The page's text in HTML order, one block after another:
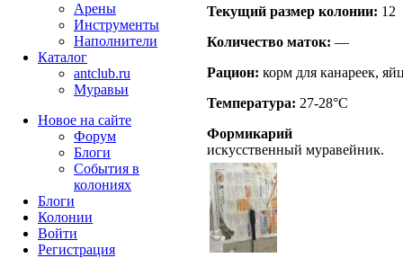
Текущий размер кoлонии: 12
Количество маток: —
Рацион: корм для канареек,
Температура: 27-28°C
Формикарий
искусственный муравейник.
Арены
Инструменты
Наполнители
Каталог
antclub.ru
Муравьи
Новое на сайте
Форум
Блоги
События в
колониях
Блоги
Колонии
Войти
Peгиcтpaция